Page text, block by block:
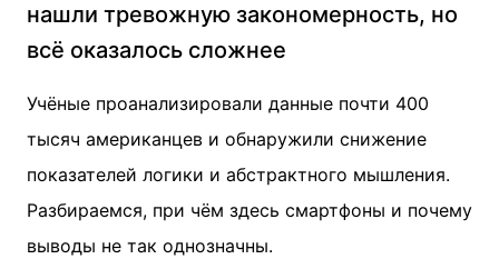
нашли тревожную закономерность, но
всё оказалось сложнее
Учёные проанализировали данные почти 400
тысяч американцев и обнаружили снижение
показателей логики и абстрактного мышления.
Разбираемся, при чём здесь смартфоны и почему
выводы не так однозначны.